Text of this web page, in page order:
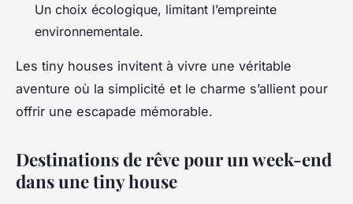
Un choix écologique, limitant l’empreinte
environnementale.
Les tiny houses invitent à vivre une véritable
aventure où la simplicité et le charme s’allient pour
offrir une escapade mémorable.
Destinations de rêve pour un week-end
dans une tiny house